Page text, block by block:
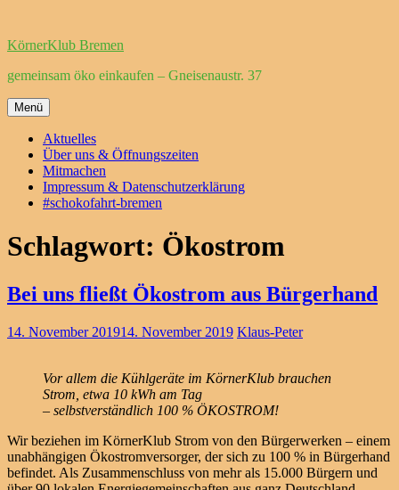
springen
KörnerKlub Bremen
gemeinsam öko einkaufen – Gneisenaustr. 37
Menü
Aktuelles
Über uns & Öffnungszeiten
Mitmachen
Impressum & Datenschutzerklärung
#schokofahrt-bremen
Schlagwort: Ökostrom
Bei uns fließt Ökostrom aus Bürgerhand
14. November 201914. November 2019 Klaus-Peter
Vor allem die Kühlgeräte im KörnerKlub brauchen
Strom, etwa 10 kWh am Tag
– selbstverständlich 100 % ÖKOSTROM!
Wir beziehen im KörnerKlub Strom von den Bürgerwerken – einem
unabhängigen Ökostromversorger, der sich zu 100 % in Bürgerhand
befindet. Als Zusammenschluss von mehr als 15.000 Bürgern und